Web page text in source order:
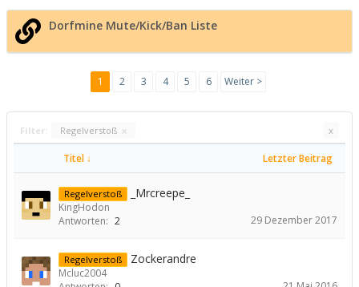
Dorfmine Mute/Kick/Ban Liste
1 2 3 4 5 6 Weiter >
Filter: Regelverstoß x x
Titel ↓ Letzter Beitrag
Regelverstoß _Mrcreepe_
KingHodon
Antworten: 2 29 Dezember 2017
Regelverstoß Zockerandre
Mcluc2004